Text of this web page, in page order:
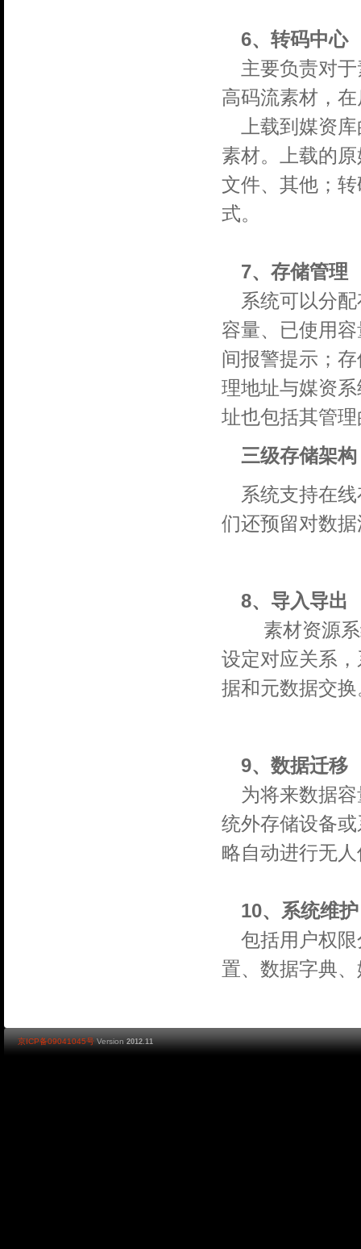
6、转码中心
主要负责对
高码流素材，
上载到媒资
素材。上载的
文件、其他；
式。
7、存储管理
系统可以分
容量、已使用
间报警提示；
理地址与媒资
址也包括其管
三级存储架构
系统支持在
们还预留对数
8、导入导出
素材资源系
设定对应关系
据和元数据交换
9、数据迁移
为将来数据
统外存储设备
略自动进行无
10、系统维护
包括用户权
置、数据字典
京ICP备09041045号 Version 2012.11